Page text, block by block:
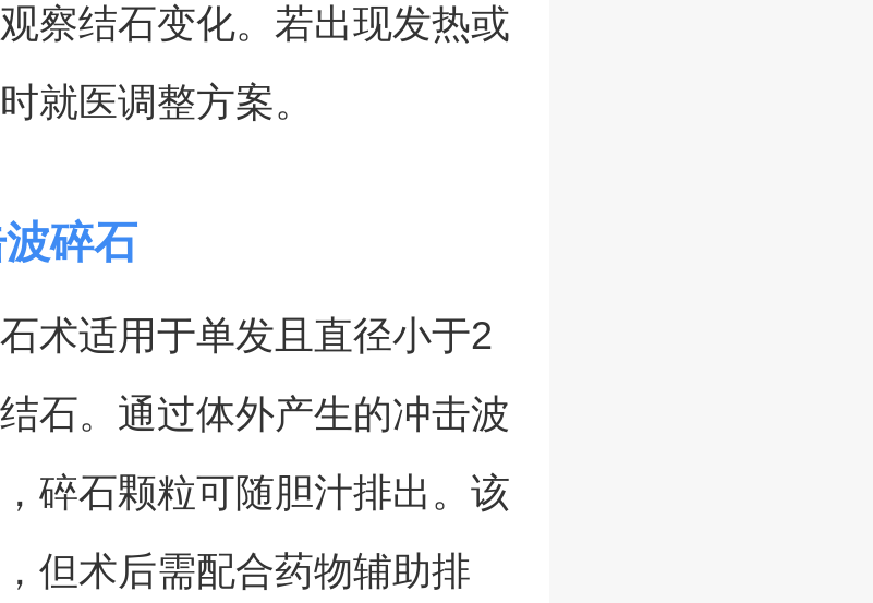
察结石变化。若出现发热或
就医调整方案。
碎石
术适用于单发且直径小于2
石。通过体外产生的冲击波
碎石颗粒可随胆汁排出。该
但术后需配合药物辅助排